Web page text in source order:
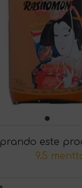
este
9.5